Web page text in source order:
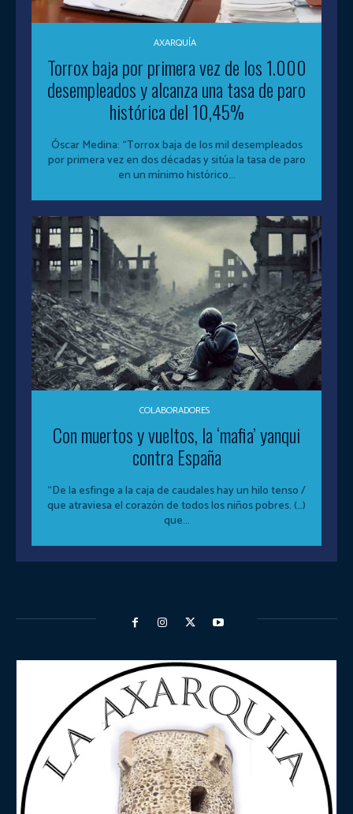
AXARQUÍA
Torrox baja por primera vez de los 1.000
desempleados y alcanza una tasa de paro
histórica del 10,45%
Óscar Medina: “Torrox baja de los mil desempleados
por primera vez en dos décadas y sitúa la tasa de paro
en un mínimo histórico...
COLABORADORES
Con muertos y vueltos, la ‘mafia’ yanqui
contra España
“De la esfinge a la caja de caudales hay un hilo tenso /
que atraviesa el corazón de todos los niños pobres. (…)
que...